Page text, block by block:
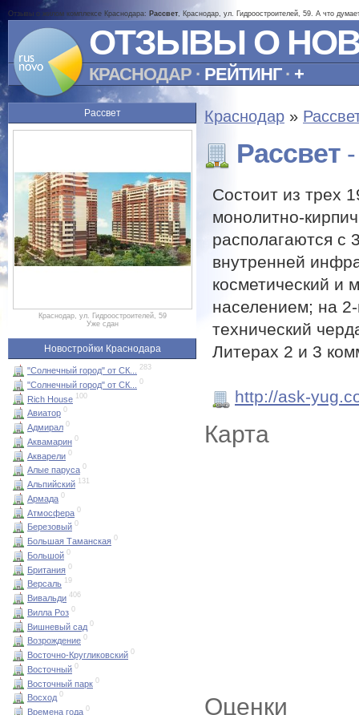
Отзывы о жилом комплексе Краснодара: Рассвет, Краснодар, ул. Гидроостроителей, 59. А что
ОТЗЫВЫ О
КРАСНОДАР · РЕЙТИНГ· +
Рассвет
Краснодар, ул. Гидроостроителей, 59
Уже сдан
Новостройки Краснодара
"Солнечный город" от СК... 283
"Солнечный город" от СК... 0
Rich House 100
Авиатор 0
Адмирал 0
Аквамарин 0
Акварели 0
Алые паруса 0
Альпийский 131
Армада 0
Атмосфера 0
Березовый 0
Большая Таманская 0
Большой 0
Британия 0
Версаль 19
Вивальди 406
Вилла Роз 0
Вишневый сад 0
Возрождение 0
Восточно-Кругликовский 0
Восточный 0
Восточный парк 0
Восход 0
Времена года 0
Краснодар »
Рассвет
Состоит из трех
монолитно-
располагаются с
внутренней
косметический и
населением; на
технический
Литерах 2 и 3
http://ask-
Карта
Оценки